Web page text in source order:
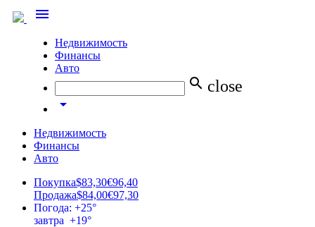
menu
Недвижимость
Финансы
Авто
search close
arrow_drop_down
Недвижимость
Финансы
Авто
Покупка$83,30€96,40
Продажа$84,00€97,30
Погода: +25°
завтра +19°